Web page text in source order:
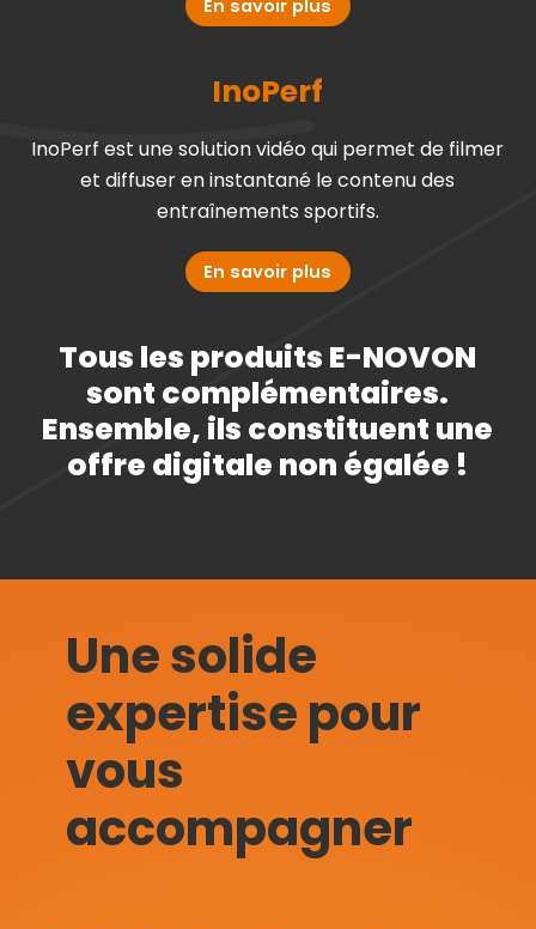
En savoir plus
InoPerf
InoPerf est une solution vidéo qui permet de filmer
et diffuser en instantané le contenu des
entraînements sportifs.
En savoir plus
Tous les produits E-NOVON
sont complémentaires.
Ensemble, ils constituent une
offre digitale non égalée !
Une solide
expertise pour
vous
accompagner